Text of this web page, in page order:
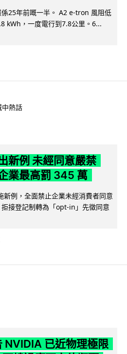
25年前嘅一半。 A2 e-tron 風阻低
kWh，一度電行到7.8公里。6...
中熱話
新例 未經同意嚴禁
業最高罰 345 萬
新例，全面禁止企業未經消費者同意
接登記制轉為「opt-in」先徵同意
NVIDIA 已近物理極限